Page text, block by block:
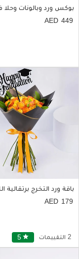
449
179
5 star 2 التقييمات